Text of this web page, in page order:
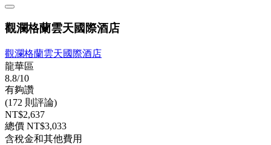
觀瀾格蘭雲天國際酒店
觀瀾格蘭雲天國際酒店
龍華區
8.8/10
有夠讚
(172 則評論)
NT$2,637
總價 NT$3,033
含稅金和其他費用